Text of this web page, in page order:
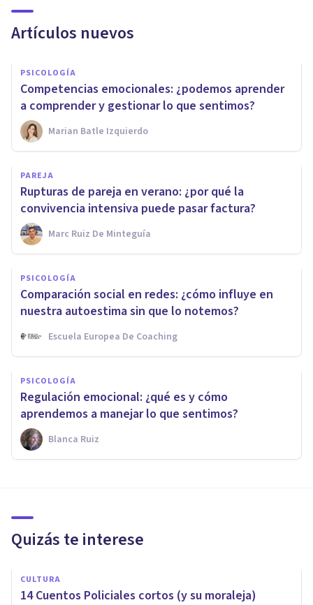
Artículos nuevos
PSICOLOGÍA
Competencias emocionales: ¿podemos aprender
a comprender y gestionar lo que sentimos?
Marian Batle Izquierdo
PAREJA
Rupturas de pareja en verano: ¿por qué la
convivencia intensiva puede pasar factura?
Marc Ruiz De Minteguía
PSICOLOGÍA
Comparación social en redes: ¿cómo influye en
nuestra autoestima sin que lo notemos?
Escuela Europea De Coaching
PSICOLOGÍA
Regulación emocional: ¿qué es y cómo
aprendemos a manejar lo que sentimos?
Blanca Ruiz
Quizás te interese
CULTURA
14 Cuentos Policiales cortos (y su moraleja)